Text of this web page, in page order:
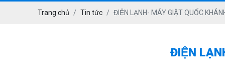
Trang chủ Tin tức ĐIỆN LẠNH- MÁY GIẶT QUỐC
ĐIỆN